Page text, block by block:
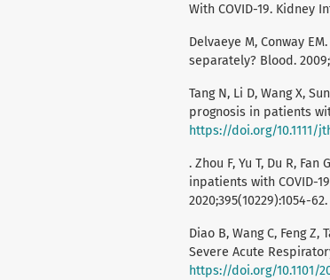
With COVID-19. Kidney
Delvaeye M, Conway
separately? Blood.
Tang N, Li D, Wang X,
prognosis in patients
https://doi.org/10.1111/
. Zhou F, Yu T, Du R,
inpatients with COVID-
2020;395(10229):1054-62.
Diao B, Wang C, Feng
Severe Acute
https://doi.org/10.1101/